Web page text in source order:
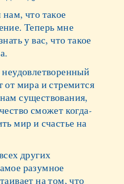
что такое
Теперь мне
у вас, что такое
от мира и стремится
существования,
сможет когда-
мир и счастье на
других
разумное
на том, что